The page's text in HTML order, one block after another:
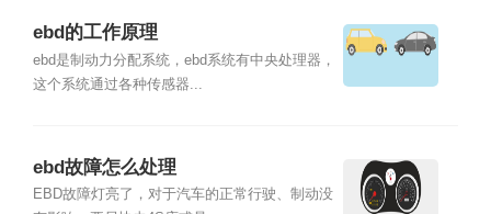
ebd的工作原理
ebd是制动力分配系统，ebd系统有中央处理器，
这个系统通过各种传感器...
ebd故障怎么处理
EBD故障灯亮了，对于汽车的正常行驶、制动没